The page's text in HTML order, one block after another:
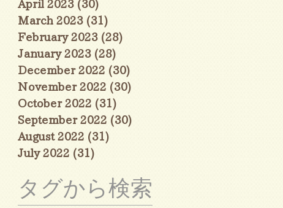
April 2023 (30)
March 2023 (31)
February 2023 (28)
January 2023 (28)
December 2022 (30)
November 2022 (30)
October 2022 (31)
September 2022 (30)
August 2022 (31)
July 2022 (31)
タグから検索